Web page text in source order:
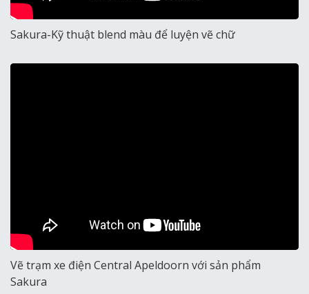
Sakura-Kỹ thuật blend màu để luyện vẽ chữ
Vẽ trạm xe điện Central Apeldoorn với sản phẩm
Sakura